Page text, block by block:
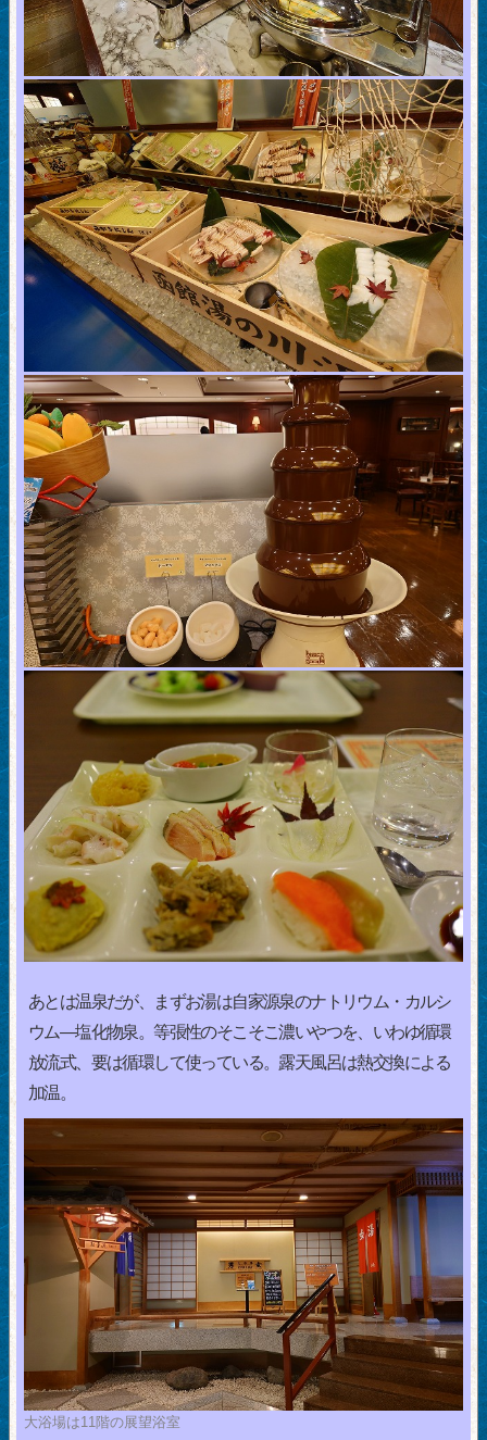
あとは温泉だが、まずお湯は自家源泉のナトリウム・カルシ
ウム―塩化物泉。等張性のそこそこ濃いやつを、いわゆ循環
放流式、要は循環して使っている。露天風呂は熱交換による
加温。
大浴場は11階の展望浴室